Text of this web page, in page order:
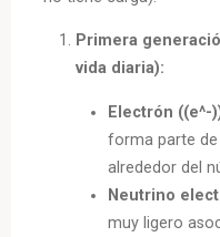
Primera
vida diaria):
Electrón ((e^-
forma parte
alrededor del
Neutrino
muy ligero